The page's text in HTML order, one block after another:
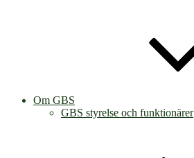
Om GBS
GBS styrelse och funktionärer